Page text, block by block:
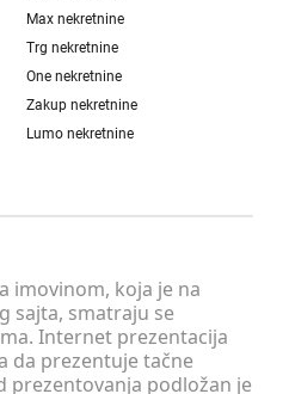
imovinom, koja je na
sajta, smatraju se
Internet prezentacija
da prezentuje tačne
prezentovanja podložan je
Max nekretnine
Trg nekretnine
One nekretnine
Zakup nekretnine
Lumo nekretnine